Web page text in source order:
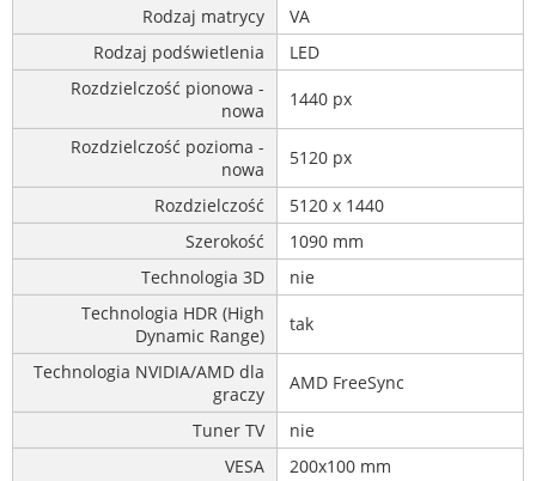
Rodzaj matrycy
VA
Rodzaj podświetlenia
LED
Rozdzielczość pionowa -
nowa
1440 px
Rozdzielczość pozioma -
nowa
5120 px
Rozdzielczość
5120 x 1440
Szerokość
1090 mm
Technologia 3D
nie
Technologia HDR (High
Dynamic Range)
tak
Technologia NVIDIA/AMD dla
graczy
AMD FreeSync
Tuner TV
nie
VESA
200x100 mm